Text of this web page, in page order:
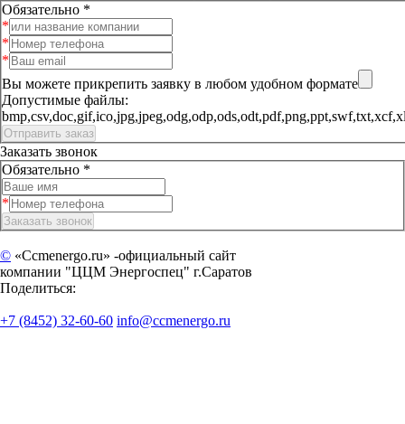
Обязательно *
Вы можете прикрепить заявку в любом удобном формате
Допустимые файлы:
Заказать звонок
Обязательно *
© «Ccmenergo.ru» -официальный сайт
компании "ЦЦМ Энергоспец" г.Саратов
Поделиться:
+7 (8452) 32-60-60 info@ccmenergo.ru